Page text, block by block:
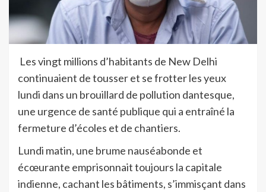
Les vingt millions d’habitants de New Delhi
continuaient de tousser et se frotter les yeux
lundi dans un brouillard de pollution dantesque,
une urgence de santé publique qui a entraîné la
fermeture d’écoles et de chantiers.
Lundi matin, une brume nauséabonde et
écœurante emprisonnait toujours la capitale
indienne, cachant les bâtiments, s’immisçant dans